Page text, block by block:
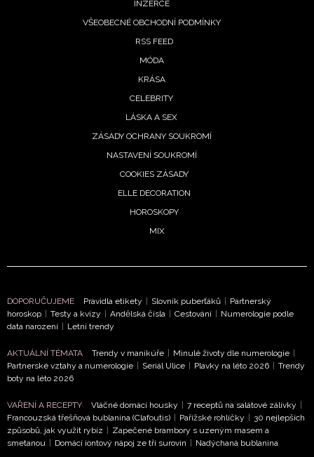
2026
čeká
INZERCE
VŠEOBECNÉ OBCHODNÍ PODMÍNKY
RSS FEED
MÓDA
KRÁSA
CELEBRITY
LÁSKA A SEX
ZÁSADY OCHRANY SOUKROMÍ
NASTAVENÍ SOUKROMÍ
COOKIES ZÁSADY
ELLE DECORATION
HOROSKOPY
MIX
DOPORUČUJEME Pravidla etikety | Slovník puberťáků | Partnerský
horoskop | Testy a kvízy | Andělská čísla | Cestování | Numerologie podle
data narození | Letní trendy
AKTUÁLNÍ TÉMATA Trendy v manikúře | Minulé životy dle numerologie |
Partnerské vztahy a numerologie | Seriál Ulice | Plavky na léto 2026 | Trendy
boty na léto 2026
VAŘENÍ A RECEPTY Vláčné domácí housky | 7 receptů na salátové zálivky |
Francouzská třešňová bublanina (Clafoutis) | Pařížské rohlíčky | 30 nejlepších
způsobů, jak využít rybíz | Zapečené brambory s uzeným masem a
smetanou | Domácí iontový nápoj ze tří surovin | Nadýchaná bublanina